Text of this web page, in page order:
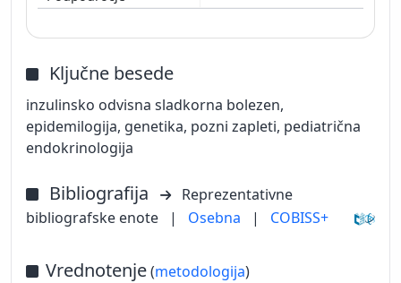
Ključne besede
inzulinsko odvisna sladkorna bolezen,
epidemilogija, genetika, pozni zapleti, pediatrična
endokrinologija
Bibliografija
Reprezentativne
bibliografske enote
| Osebna | COBISS+
Vrednotenje(metodologija)